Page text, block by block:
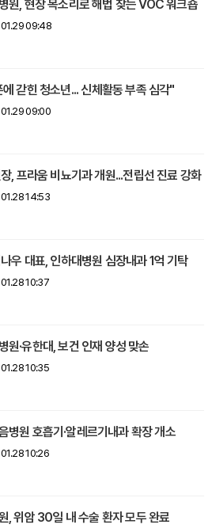
원, 현장 목소리로 해법 찾는 VOC 워크숍
01.29 09:48
갇힌 청소년... 신체활동 부족 심각"
01.29 09:00
, 프라움 비뇨기과 개원...전립선 진료 강화
01.28 14:53
우 대표, 인하대병원 심장내과 1억 기탁
01.28 10:37
원·유한대, 보건 인재 양성 맞손
01.28 10:35
병원 호흡기·알레르기내과 확장 개소
01.28 10:26
, 위암 30일 내 수술 환자 모두 완료